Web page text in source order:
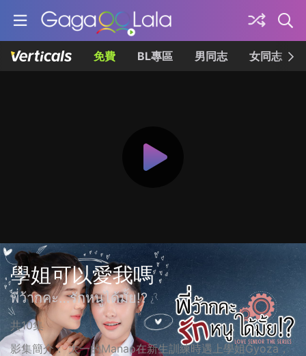
免費 BL專區 男同志 女同志
學姐可以愛我嗎
พี่ว้ากคะ…รักหนูได้มั้ย!?
共10集
影集簡介： 大一的Manao在新生訓練時遇上學姐Gyoza，